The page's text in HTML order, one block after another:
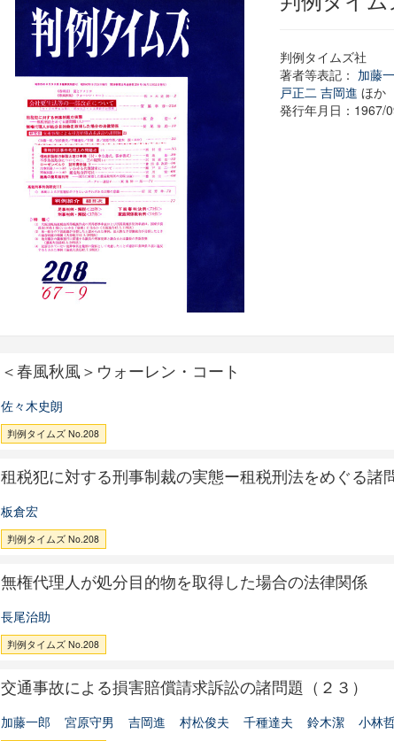
判例タイムズ社
著者等表記： 加藤
戸正二 吉岡進 ほか
発行年月日：1967/
＜春風秋風＞ウォーレン・コート
佐々木史朗
判例タイムズ No.208
租税犯に対する刑事制裁の実態ー租税刑法をめぐる諸
板倉宏
判例タイムズ No.208
無権代理人が処分目的物を取得した場合の法律関係
長尾治助
判例タイムズ No.208
交通事故による損害賠償請求訴訟の諸問題（２３）
加藤一郎
宮原守男 吉岡進 村松俊夫 千種達夫 鈴木潔 小林